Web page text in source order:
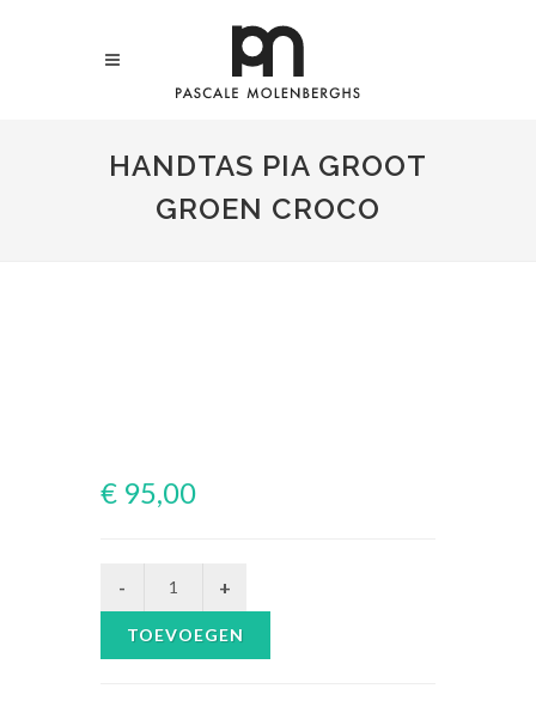
HANDTAS PIA GROOT
GROEN CROCO
€ 95,00
TOEVOEGEN